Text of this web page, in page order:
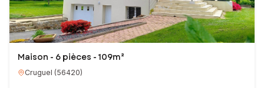
Maison - 6 pièces - 109m²
Cruguel (56420)